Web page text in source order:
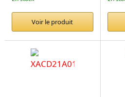
Voir le produit